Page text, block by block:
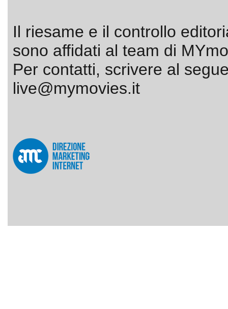
Il riesame e il controllo
sono affidati al team di
Per contatti, scrivere al
live@mymovies.it